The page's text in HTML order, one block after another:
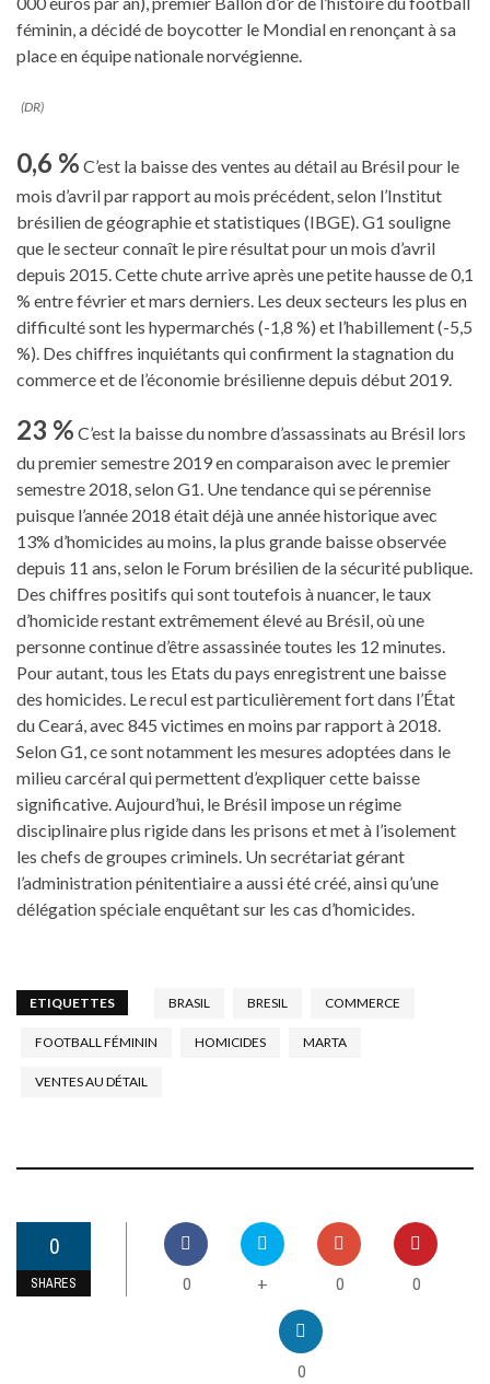
féminin, a décidé de boycotter le Mondial en renonçant à sa
place en équipe nationale norvégienne.
(DR)
0,6 % C’est la baisse des ventes au détail au Brésil pour le
mois d’avril par rapport au mois précédent, selon l’Institut
brésilien de géographie et statistiques (IBGE). G1 souligne
que le secteur connaît le pire résultat pour un mois d’avril
depuis 2015. Cette chute arrive après une petite hausse de 0,1
% entre février et mars derniers. Les deux secteurs les plus en
difficulté sont les hypermarchés (-1,8 %) et l’habillement (-5,5
%). Des chiffres inquiétants qui confirment la stagnation du
commerce et de l’économie brésilienne depuis début 2019.
23 % C’est la baisse du nombre d’assassinats au Brésil lors
du premier semestre 2019 en comparaison avec le premier
semestre 2018, selon G1. Une tendance qui se pérennise
puisque l’année 2018 était déjà une année historique avec
13% d’homicides au moins, la plus grande baisse observée
depuis 11 ans, selon le Forum brésilien de la sécurité publique.
Des chiffres positifs qui sont toutefois à nuancer, le taux
d’homicide restant extrêmement élevé au Brésil, où une
personne continue d’être assassinée toutes les 12 minutes.
Pour autant, tous les Etats du pays enregistrent une baisse
des homicides. Le recul est particulièrement fort dans l’État
du Ceará, avec 845 victimes en moins par rapport à 2018.
Selon G1, ce sont notamment les mesures adoptées dans le
milieu carcéral qui permettent d’expliquer cette baisse
significative. Aujourd’hui, le Brésil impose un régime
disciplinaire plus rigide dans les prisons et met à l’isolement
les chefs de groupes criminels. Un secrétariat gérant
l’administration pénitentiaire a aussi été créé, ainsi qu’une
délégation spéciale enquêtant sur les cas d’homicides.
ETIQUETTES BRASIL BRESIL COMMERCE
FOOTBALL FÉMININ HOMICIDES MARTA
VENTES AU DÉTAIL
0
SHARES 0 + 0 0
0